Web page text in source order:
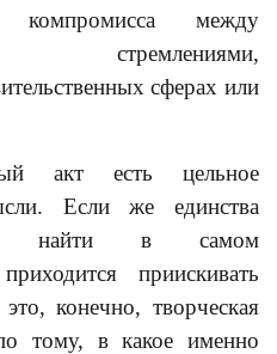
компромисса между
стремлениями,
сферах или
акт есть цельное
Если же единства
найти в самом
приискивать
конечно, творческая
тому, в какое именно